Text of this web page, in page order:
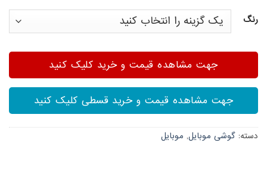
رنگ
جهت مشاهده قیمت و خرید کلیک کنید
جهت مشاهده قیمت و خرید قسطی کلیک کنید
دسته: گوشی موبایل, موبایل